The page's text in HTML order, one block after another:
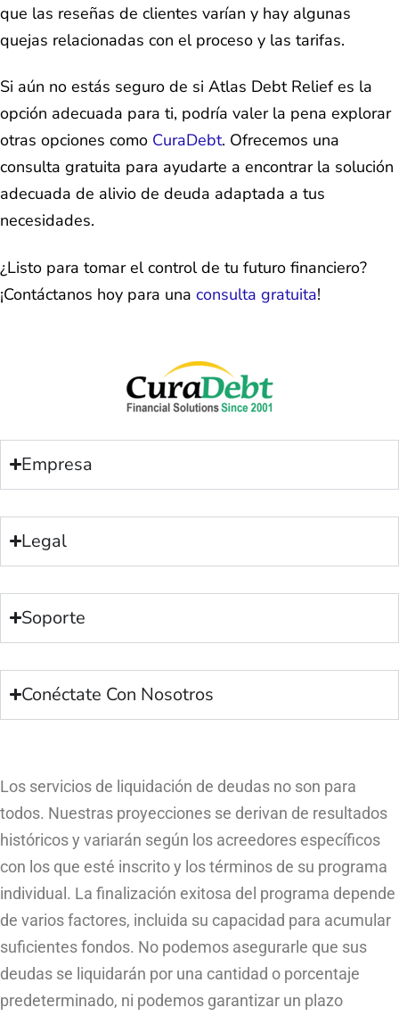
que las reseñas de clientes varían y hay algunas
quejas relacionadas con el proceso y las tarifas.
Si aún no estás seguro de si Atlas Debt Relief es la
opción adecuada para ti, podría valer la pena explorar
otras opciones como CuraDebt. Ofrecemos una
consulta gratuita para ayudarte a encontrar la solución
adecuada de alivio de deuda adaptada a tus
necesidades.
¿Listo para tomar el control de tu futuro financiero?
¡Contáctanos hoy para una consulta gratuita!
Empresa
Legal
Soporte
Conéctate Con Nosotros
Los servicios de liquidación de deudas no son para
todos. Nuestras proyecciones se derivan de resultados
históricos y variarán según los acreedores específicos
con los que esté inscrito y los términos de su programa
individual. La finalización exitosa del programa depende
de varios factores, incluida su capacidad para acumular
suficientes fondos. No podemos asegurarle que sus
deudas se liquidarán por una cantidad o porcentaje
predeterminado, ni podemos garantizar un plazo